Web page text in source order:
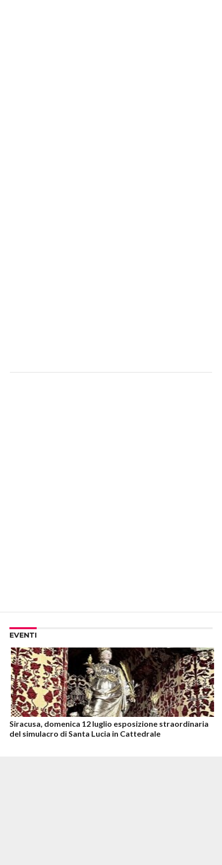
EVENTI
Siracusa, domenica 12 luglio esposizione straordinaria
del simulacro di Santa Lucia in Cattedrale